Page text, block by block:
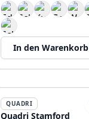
In den Warenkorb
QUADRI
Quadri Stamford